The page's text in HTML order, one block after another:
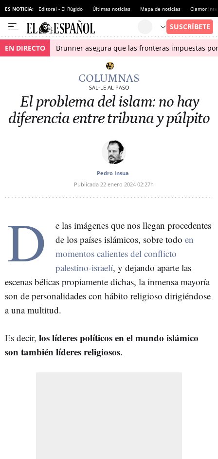
ES NOTICIA: Editoral - El Rúgido Últimas noticias Mapa de noticias Clamor
EN DIRECTO Brunner asegura que las fronteras impuestas
COLUMNAS
SAL-LE AL PASO
El problema del islam: no hay
diferencia entre tribuna y púlpito
Pedro Insua
Publicada 22 enero 2024 02:27h
D
e las imágenes que nos llegan procedentes
de los países islámicos, sobre todo en
momentos calientes del conflicto
palestino-israelí, y dejando aparte las
escenas bélicas propiamente dichas, la inmensa mayoría
son de personalidades con hábito religioso dirigiéndose
a una multitud.
Es decir, los líderes políticos en el mundo islámico
son también líderes religiosos.